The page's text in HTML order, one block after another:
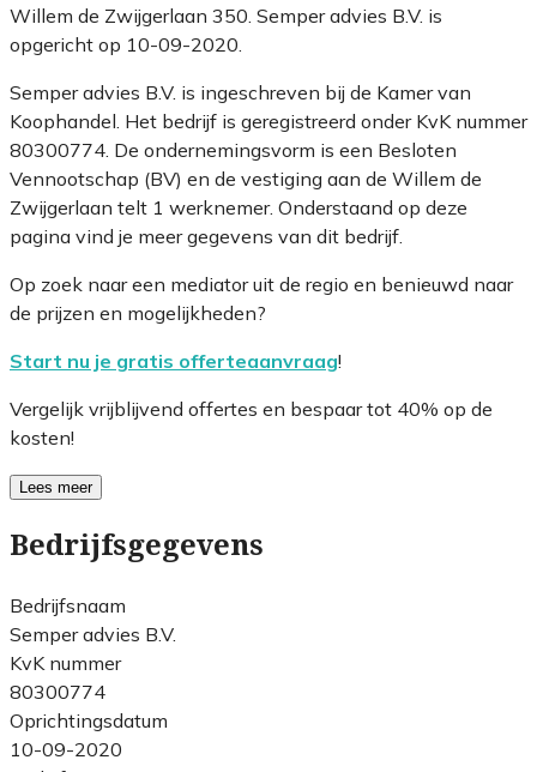
Willem de Zwijgerlaan 350. Semper advies B.V. is
opgericht op 10-09-2020.
Semper advies B.V. is ingeschreven bij de Kamer van
Koophandel. Het bedrijf is geregistreerd onder KvK nummer
80300774. De ondernemingsvorm is een Besloten
Vennootschap (BV) en de vestiging aan de Willem de
Zwijgerlaan telt 1 werknemer. Onderstaand op deze
pagina vind je meer gegevens van dit bedrijf.
Op zoek naar een mediator uit de regio en benieuwd naar
de prijzen en mogelijkheden?
Start nu je gratis offerteaanvraag!
Vergelijk vrijblijvend offertes en bespaar tot 40% op de
kosten!
Lees meer
Bedrijfsgegevens
Bedrijfsnaam
Semper advies B.V.
KvK nummer
80300774
Oprichtingsdatum
10-09-2020